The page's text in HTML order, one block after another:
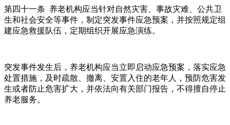
第四十一条 养老机构应当针对自然灾害、事故灾难、公共卫
生和社会安全等事件，制定突发事件应急预案，并按照规定组
建应急救援队伍，定期组织开展应急演练。
突发事件发生后，养老机构应当立即启动应急预案，落实应急
处置措施，及时疏散、撤离、安置入住的老年人，预防危害发
生或者防止危害扩大，并依法向有关部门报告，不得擅自停止
养老服务。